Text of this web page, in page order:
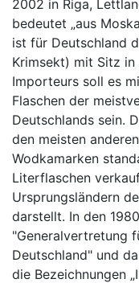
2002 in Riga,
bedeutet „aus
ist für Deutschland
Krimsekt) mit Sitz
Importeurs soll es
Flaschen der
Deutschlands sein.
den meisten
Wodkamarken
Literflaschen
Ursprungsländern
darstellt. In den
"Generalvertretung
Deutschland" und
die Bezeichnungen